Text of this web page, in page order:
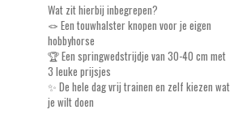
Wat zit hierbij inbegrepen?
🪢 Een touwhalster knopen voor je eigen
hobbyhorse
🏆 Een springwedstrijdje van 30-40 cm met
3 leuke prijsjes
✨ De hele dag vrij trainen en zelf kiezen wat
je wilt doen